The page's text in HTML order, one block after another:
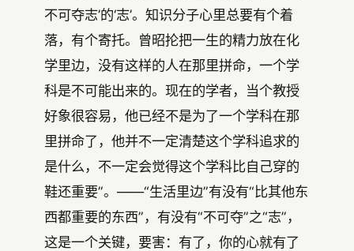
不可夺志’的‘志’。知识分子心里总要有个着
落，有个寄托。曾昭抡把一生的精力放在化
学里边，没有这样的人在那里拼命，一个学
科是不可能出来的。现在的学者，当个教授
好象很容易，他已经不是为了一个学科在那
里拼命了，他并不一定清楚这个学科追求的
是什么，不一定会觉得这个学科比自己穿的
鞋还重要”。——“生活里边”有没有“比其他东
西都重要的东西”，有没有“不可夺”之“志”，
这是一个关键，要害：有了，你的心就有了